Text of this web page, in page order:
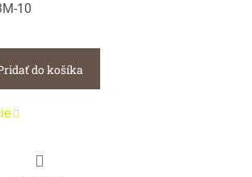
10
do košíka